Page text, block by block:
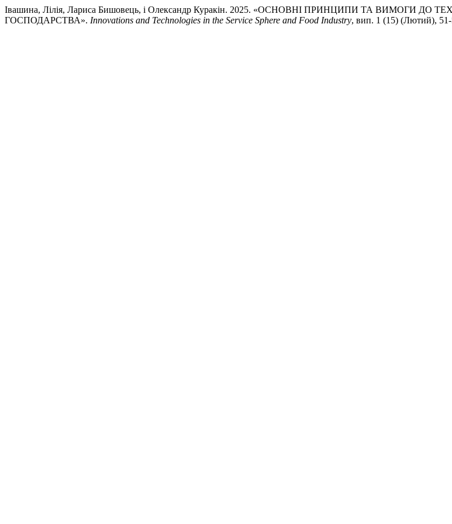
Івашина, Лілія, Лариса Бишовець, і Олександр Куракін. 2025. «ОСНОВНІ ПРИНЦИПИ ТА
ГОСПОДАРСТВА». Innovations and Technologies in the Service Sphere and Food Industry, вип. 1 (15) (Лютий), 51-